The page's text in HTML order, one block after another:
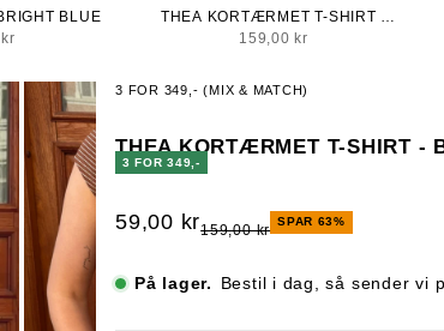
BLUE
THEA KORTÆRMET T-SHIRT -
CORAL
Salgspris
159,00 kr
3 FOR 349,- (MIX & MATCH)
THEA KORTÆRMET T-SHIRT -
3 FOR 349,-
Salgspris
59,00 krNormalpris
159,00 kr SPAR 63%
På lager. Bestil i dag, så sender vi